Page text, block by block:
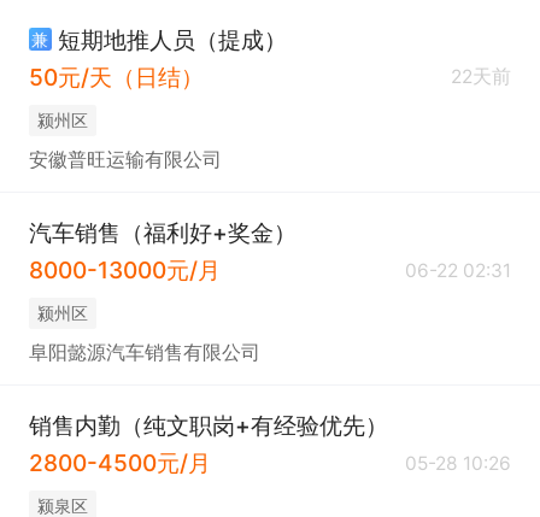
兼 短期地推人员（提成）
50元/天（日结）
22天前
颍州区
安徽普旺运输有限公司
汽车销售（福利好+奖金）
8000-13000元/月
06-22 02:31
颍州区
阜阳懿源汽车销售有限公司
销售内勤（纯文职岗+有经验优先）
2800-4500元/月
05-28 10:26
颍泉区